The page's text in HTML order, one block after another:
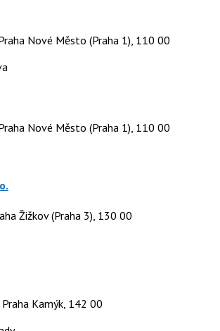
Nové Město (Praha 1), 110 00
Nové Město (Praha 1), 110 00
Žižkov (Praha 3), 130 00
Kamýk, 142 00